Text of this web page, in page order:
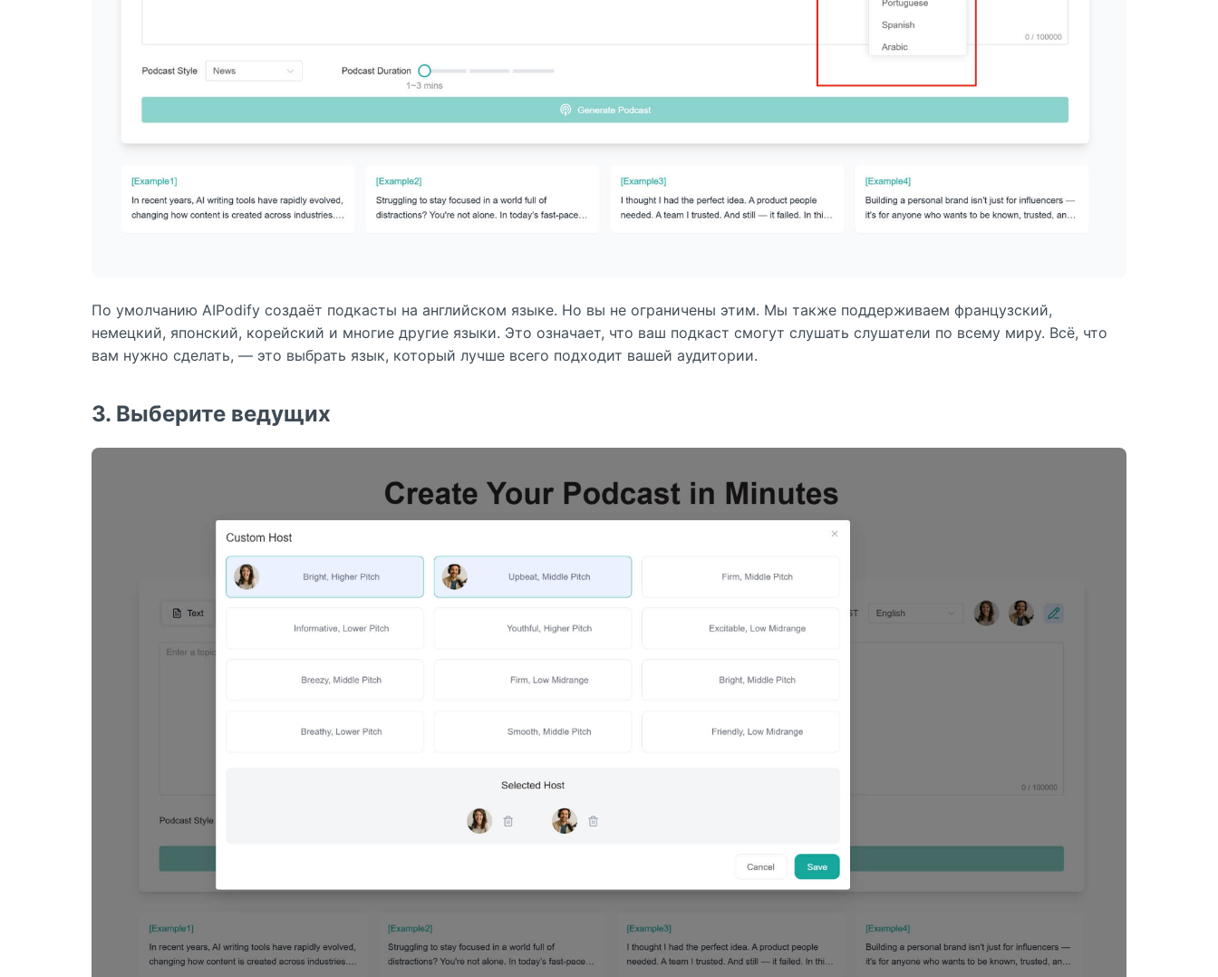
По умолчанию AIPodify создаёт подкасты на английском языке. Но вы не ограничены этим. Мы также поддерживаем французский,
немецкий, японский, корейский и многие другие языки. Это означает, что ваш подкаст смогут слушать слушатели по всему миру. Всё, что
вам нужно сделать, — это выбрать язык, который лучше всего подходит вашей аудитории.
3. Выберите ведущих